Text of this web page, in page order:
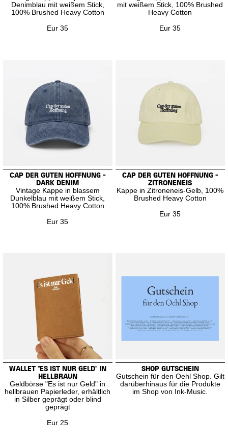
Denimblau mit weißem Stick,
100% Brushed Heavy Cotton
Eur 35
mit weißem Stick, 100% Brushed
Heavy Cotton
Eur 35
CAP DER GUTEN HOFFNUNG -
DARK DENIM
Vintage Kappe in blassem
Dunkelblau mit weißem Stick,
100% Brushed Heavy Cotton
Eur 35
CAP DER GUTEN HOFFNUNG -
ZITRONENEIS
Kappe in Zitroneneis-Gelb, 100%
Brushed Heavy Cotton
Eur 35
WALLET "ES IST NUR GELD" IN
HELLBRAUN
Geldbörse "Es ist nur Geld" in
hellbrauen Papierleder, erhältlich
in Silber geprägt oder blind
geprägt
Eur 25
SHOP GUTSCHEIN
Gutschein für den Oehl Shop. Gilt
darüberhinaus für die Produkte
im Shop von Ink-Music.